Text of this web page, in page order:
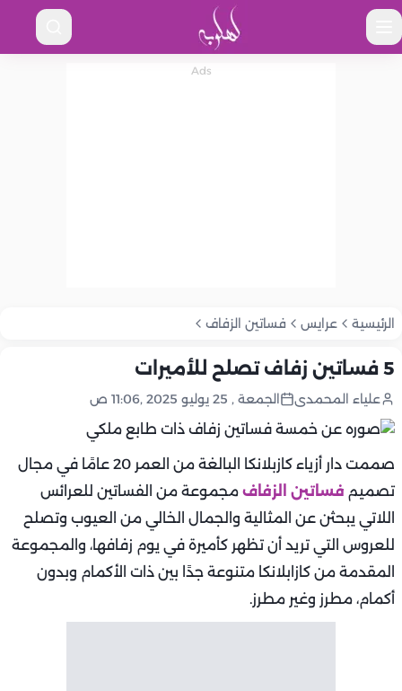
الرئيسية عرايس فساتين الزفاف
5 فساتين زفاف تصلح للأميرات
علياء المحمدى الجمعة , 25 يوليو 2025 ,11:06 ص
صممت دار أزياء كازبلانكا البالغة من العمر 20 عامًا في مجال
تصميم فساتين الزفاف مجموعة من الفساتين للعرائس
اللاتي يبحثن عن المثالية والجمال الخالي من العيوب وتصلح
للعروس التي تريد أن تظهر كأميرة في يوم زفافها، والمجموعة
المقدمة من كازابلانكا متنوعة جدًا بين ذات الأكمام وبدون
أكمام، مطرز وغير مطرز.